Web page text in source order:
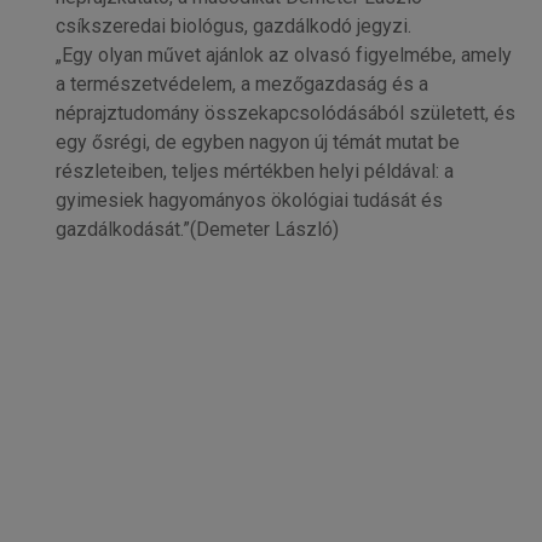
csíkszeredai biológus, gazdálkodó jegyzi.
„Egy olyan művet ajánlok az olvasó figyelmébe, amely
a természetvédelem, a mezőgazdaság és a
néprajztudomány összekapcsolódásából született, és
egy ősrégi, de egyben nagyon új témát mutat be
részleteiben, teljes mértékben helyi példával: a
gyimesiek hagyományos ökológiai tudását és
gazdálkodását.”(Demeter László)